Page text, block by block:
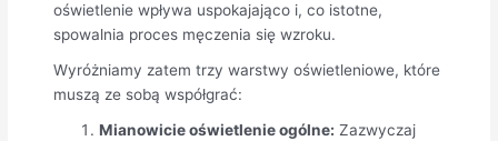
oświetlenie wpływa uspokajająco i, co istotne,
spowalnia proces męczenia się wzroku.
Wyróżniamy zatem trzy warstwy oświetleniowe, które
muszą ze sobą współgrać:
Mianowicie oświetlenie ogólne: Zazwyczaj